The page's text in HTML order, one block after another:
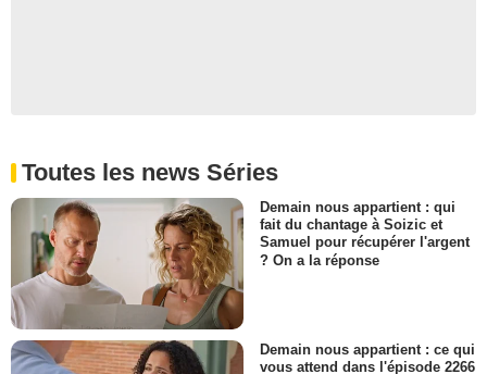
Toutes les news Séries
Demain nous appartient : qui
fait du chantage à Soizic et
Samuel pour récupérer l'argent
? On a la réponse
Demain nous appartient : ce qui
vous attend dans l'épisode 2266